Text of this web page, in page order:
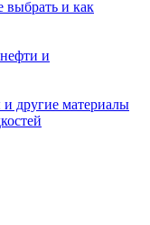
выбрать и как
и
другие материалы